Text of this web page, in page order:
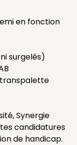
en fonction
surgelés)
transpalette
Synergie
candidatures
de handicap.